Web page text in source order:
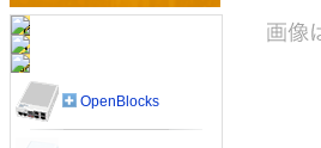
OpenBlocks